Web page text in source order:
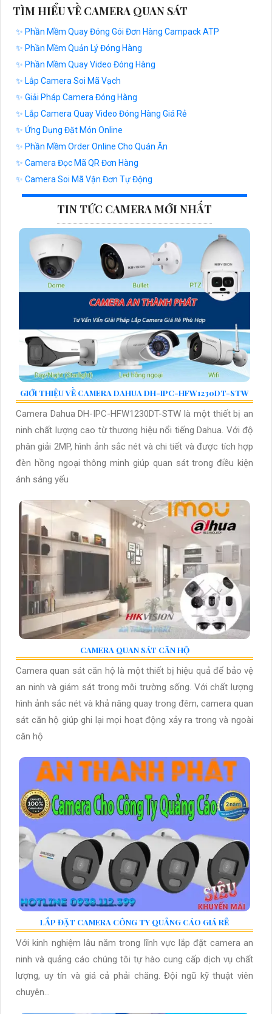
TÌM HIỂU VỀ CAMERA QUAN SÁT
✨ Phần Mềm Quay Đóng Gói Đơn Hàng Campack ATP
✨ Phần Mềm Quản Lý Đóng Hàng
✨ Phần Mềm Quay Video Đóng Hàng
✨ Lắp Camera Soi Mã Vạch
✨ Giải Pháp Camera Đóng Hàng
✨ Lắp Camera Quay Video Đóng Hàng Giá Rẻ
✨ Ứng Dụng Đặt Món Online
✨ Phần Mềm Order Online Cho Quán Ăn
✨ Camera Đọc Mã QR Đơn Hàng
✨ Camera Soi Mã Vận Đơn Tự Động
TIN TỨC CAMERA MỚI NHẤT
GIỚI THIỆU VỀ CAMERA DAHUA DH-IPC-HFW1230DT-STW
Camera Dahua DH-IPC-HFW1230DT-STW là một thiết bị an
ninh chất lượng cao từ thương hiệu nổi tiếng Dahua. Với độ
phân giải 2MP, hình ảnh sắc nét và chi tiết và được tích hợp
đèn hồng ngoại thông minh giúp quan sát trong điều kiện
ánh sáng yếu
CAMERA QUAN SÁT CĂN HỘ
Camera quan sát căn hộ là một thiết bị hiệu quả để bảo vệ
an ninh và giám sát trong môi trường sống. Với chất lượng
hình ảnh sắc nét và khả năng quay trong đêm, camera quan
sát căn hộ giúp ghi lại mọi hoạt động xảy ra trong và ngoài
căn hộ
LẮP ĐẶT CAMERA CÔNG TY QUẢNG CÁO GIÁ RẺ
Với kinh nghiệm lâu năm trong lĩnh vực lắp đặt camera an
ninh và quảng cáo chúng tôi tự hào cung cấp dịch vụ chất
lượng, uy tín và giá cả phải chăng. Đội ngũ kỹ thuật viên
chuyên...